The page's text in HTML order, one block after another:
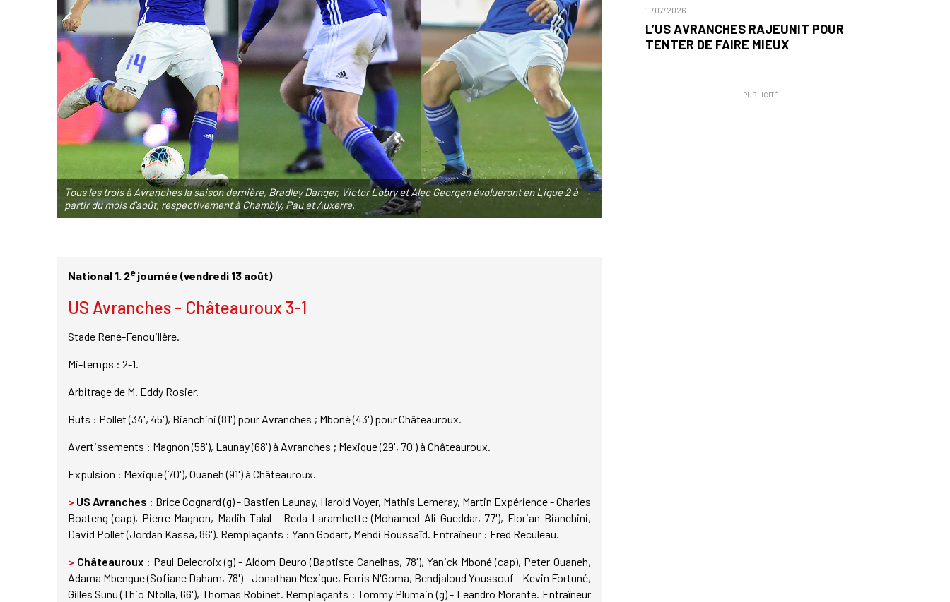
Tous les trois à Avranches la saison dernière, Bradley Danger, Victor Lobry et Alec Georgen évolueront en Ligue 2 à
partir du mois d'août, respectivement à Chambly, Pau et Auxerre.
National 1. 2ejournée (vendredi 13 août)
US Avranches - Châteauroux 3-1
Stade René-Fenouillère.
Mi-temps : 2-1.
Arbitrage de M. Eddy Rosier.
Buts : Pollet (34', 45'), Bianchini (81') pour Avranches ; Mboné (43') pour Châteauroux.
Avertissements : Magnon (58'), Launay (68') à Avranches ; Mexique (29', 70') à Châteauroux.
Expulsion : Mexique (70'), Ouaneh (91') à Châteauroux.
> US Avranches : Brice Cognard (g) - Bastien Launay, Harold Voyer, Mathis Lemeray, Martin Expérience - Charles
Boateng (cap), Pierre Magnon, Madih Talal - Reda Larambette (Mohamed Ali Gueddar, 77'), Florian Bianchini,
David Pollet (Jordan Kassa, 86'). Remplaçants : Yann Godart, Mehdi Boussaïd. Entraîneur : Fred Reculeau.
> Châteauroux : Paul Delecroix (g) - Aldom Deuro (Baptiste Canelhas, 78'), Yanick Mboné (cap), Peter Ouaneh,
Adama Mbengue (Sofiane Daham, 78') - Jonathan Mexique, Ferris N'Goma, Bendjaloud Youssouf - Kevin Fortuné,
Gilles Sunu (Thio Ntolla, 66'), Thomas Robinet. Remplaçants : Tommy Plumain (g) - Leandro Morante. Entraîneur
11/07/2026
L’US AVRANCHES RAJEUNIT POUR
TENTER DE FAIRE MIEUX
PUBLICITÉ